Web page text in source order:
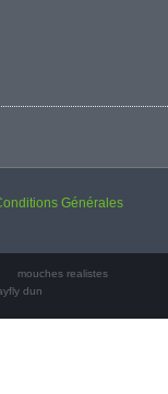
Générales
mouches realistes
dun